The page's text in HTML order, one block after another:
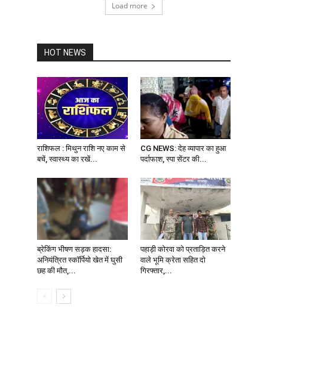
Load more
HOT NEWS
राशिफल : मिथुन राशि नए काम से
बचें, स्वास्थ्य का रखें...
CG NEWS: देह व्‍यापार का हुआ
पर्दाफाश, स्‍पा सेंटर की...
ब्रेकिंग भीषण सड़क हादसा:
अनियंत्रित स्कॉर्पियो खेत में घुसी
छह की मौत,...
पहाड़ी कोरवा को प्रताड़ित करने
वाले भूमि क्रेता सहित दो
गिरफ्तार,...